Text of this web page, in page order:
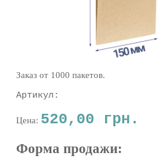
Заказ от 1000 пакетов.
Артикул:
Цена: 520,00 грн.
Форма продажи: